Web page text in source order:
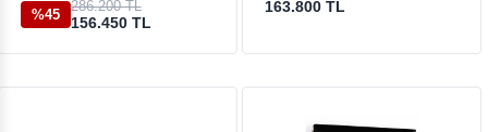
%45
286.200 TL
156.450 TL
163.800 TL